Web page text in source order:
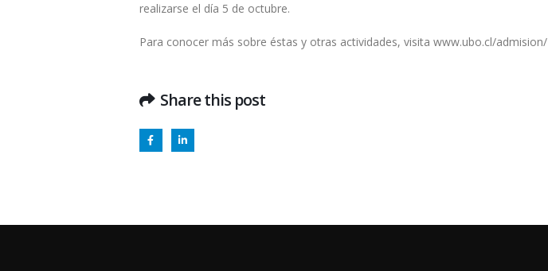
realizarse el día 5 de octubre.
Para conocer más sobre éstas y otras actividades, visita www.ubo.cl/admision/
Share this post